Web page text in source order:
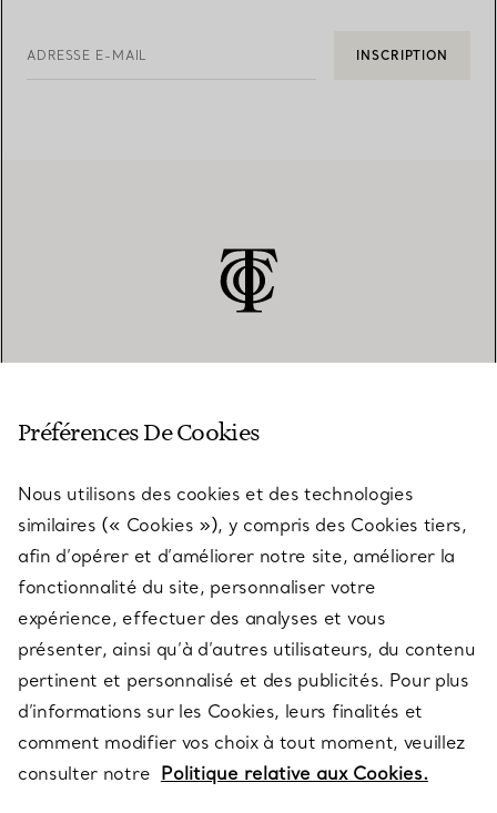
ADRESSE E-MAIL INSCRIPTION
SERVICES
À PROPOS
QUESTIONS LÉGALES
SUIVEZ-NOUS
Préférences De Cookies
Nous utilisons des cookies et des technologies
similaires (« Cookies »), y compris des Cookies tiers,
afin d’opérer et d’améliorer notre site, améliorer la
fonctionnalité du site, personnaliser votre
expérience, effectuer des analyses et vous
présenter, ainsi qu’à d’autres utilisateurs, du contenu
pertinent et personnalisé et des publicités. Pour plus
d’informations sur les Cookies, leurs finalités et
comment modifier vos choix à tout moment, veuillez
consulter notre Politique relative aux Cookies.